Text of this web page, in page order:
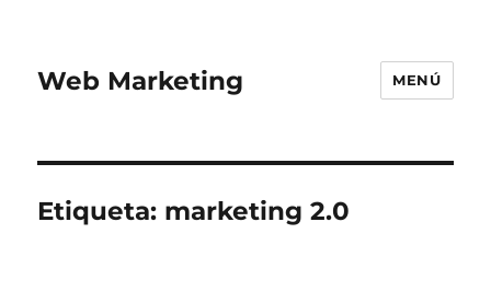
Web Marketing MENÚ
Etiqueta: marketing 2.0